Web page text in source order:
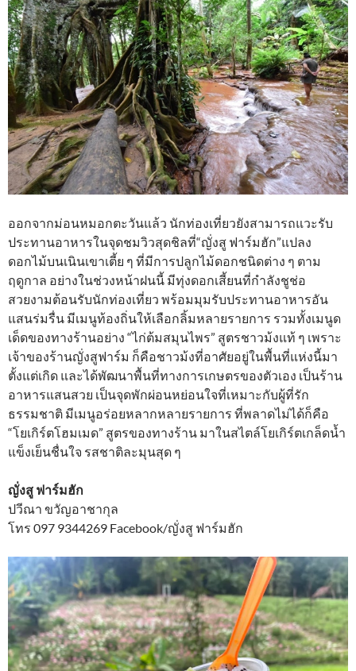
ออกจากม่อนหมอกตะวันแล้ว นักท่องเที่ยวยังสามารถแวะรับ
ประทานอาหารในจุดชมวิวสุดชิลที่“ญั่งสู ฟาร์มฮัก”แปลง
ดอกไม้บนเนินเขาเตี้ย ๆ ที่มีการปลูกไม้ดอกชนิดต่าง ๆ ตาม
ฤดูกาล อย่างในช่วงหน้าฝนนี้ มีทุ่งดอกเสี้ยนที่กำลังชูช่อ
สวยงามต้อนรับนักท่องเที่ยว พร้อมมุมรับประทานอาหารอัน
แสนร่มรื่น มีเมนูท้องถิ่นให้เลือกลิ้มหลายรายการ รวมทั้งเมนูด
เด็ดของทางร้านอย่าง “ไก่ต้มสมุนไพร” สูตรชาวม้งแท้ ๆ เพราะ
เจ้าของร้านญั่งสูฟาร์ม ก็คือชาวม้งที่อาศัยอยู่ในพื้นที่แห่งนี้มา
ตั้งแต่เกิด และได้พัฒนาพื้นที่ทางการเกษตรของตัวเอง เป็นร้าน
อาหารแสนสวย เป็นจุดพักผ่อนหย่อนใจที่เหมาะกับผู้ที่รัก
ธรรมชาติ มีเมนูอร่อยหลากหลายรายการ ที่พลาดไม่ได้ก็คือ
“โยเกิร์ตโฮมเมด” สูตรของทางร้าน มาในสไตล์โยเกิร์ตเกล็ดน้ำ
แข็งเย็นชื่นใจ รสชาติละมุนสุด ๆ
ญั่งสู ฟาร์มฮัก
ปวีณา ขวัญอาชากุล
โทร 097 9344269 Facebook/ญั่งสู ฟาร์มฮัก